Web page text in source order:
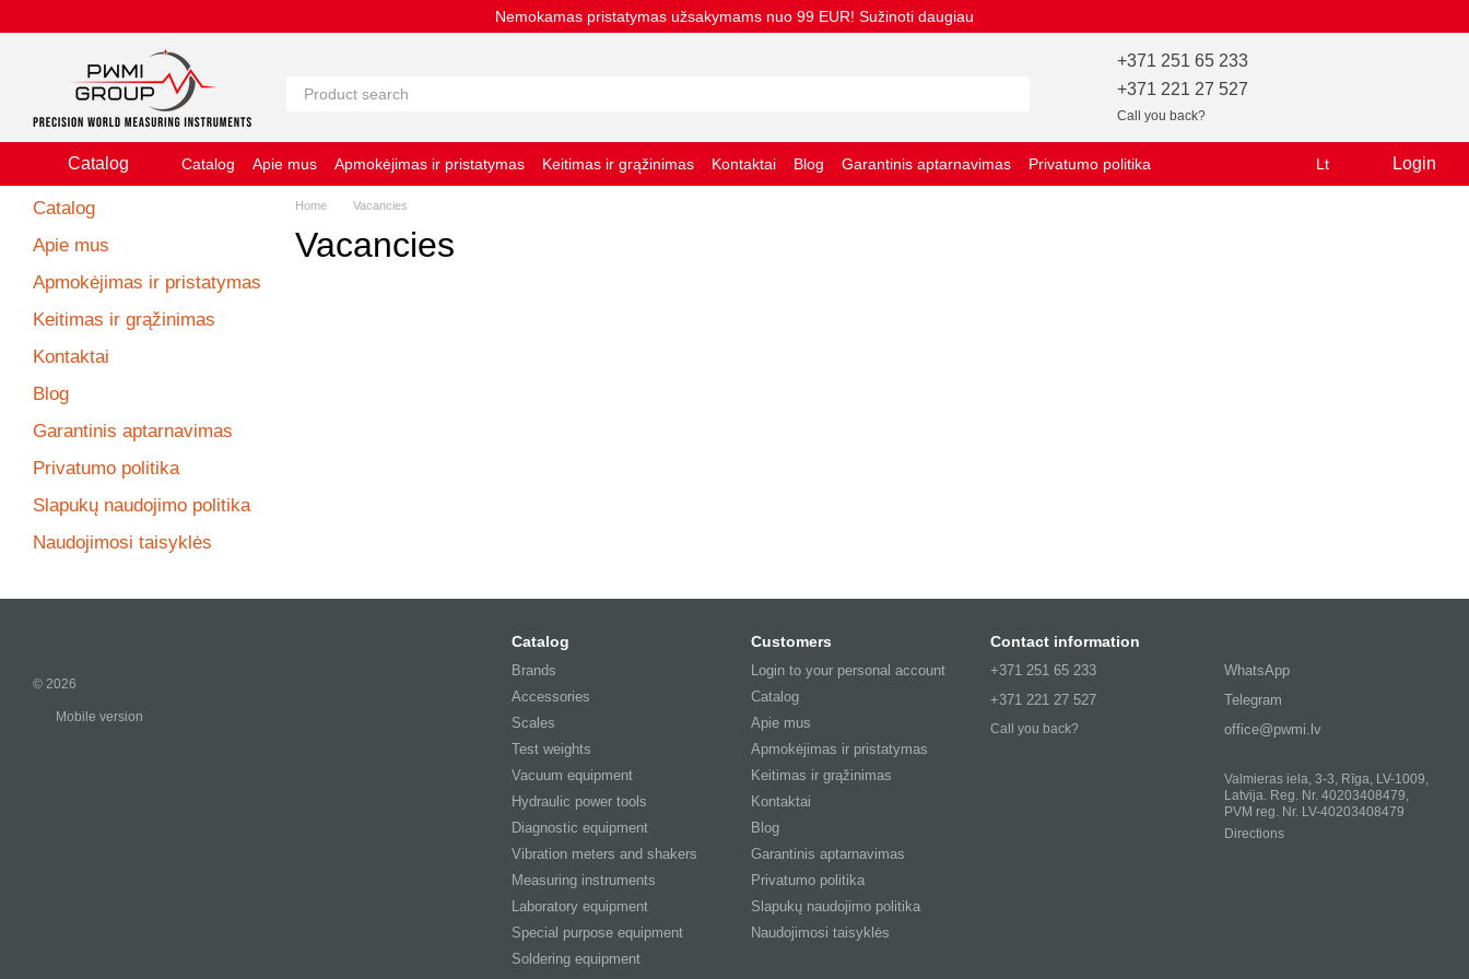
Nemokamas pristatymas užsakymams nuo 99 EUR! Sužinoti daugiau
+371 251 65 233
+371 221 27 527
Call you back?
Catalog Catalog Apie mus Apmokėjimas ir pristatymas Keitimas ir grąžinimas Kontaktai Blog Garantinis aptarnavimas
Privatumo politika
Slapukų naudojimo politika
Naudojimosi taisyklės
Lt Login
Home Vacancies
Vacancies
Catalog
Apie mus
Apmokėjimas ir pristatymas
Keitimas ir grąžinimas
Kontaktai
Blog
Garantinis aptarnavimas
Privatumo politika
Slapukų naudojimo politika
Naudojimosi taisyklės
© 2026
Mobile version
Catalog
Brands
Accessories
Scales
Test weights
Vacuum equipment
Hydraulic power tools
Diagnostic equipment
Vibration meters and shakers
Measuring instruments
Laboratory equipment
Special purpose equipment
Soldering equipment
Customers
Login to your personal account
Catalog
Apie mus
Apmokėjimas ir pristatymas
Keitimas ir grąžinimas
Kontaktai
Blog
Garantinis aptarnavimas
Privatumo politika
Slapukų naudojimo politika
Naudojimosi taisyklės
Contact information
+371 251 65 233
+371 221 27 527
Call you back?
WhatsApp
Telegram
office@pwmi.lv
Valmieras iela, 3-3, Rīga, LV-1009,
Latvija. Reg. Nr. 40203408479,
PVM reg. Nr. LV-40203408479
Directions